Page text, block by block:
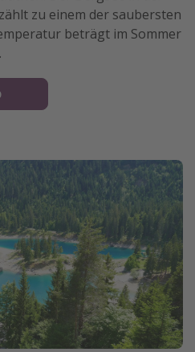
zu einem der saubersten
beträgt im Sommer